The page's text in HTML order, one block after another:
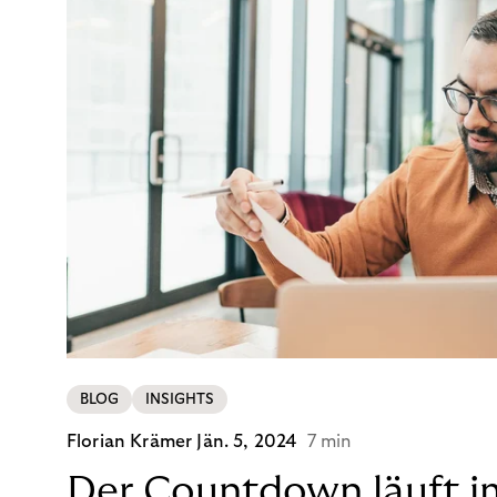
BLOG INSIGHTS
Florian Krämer Jän. 5, 2024 7 min